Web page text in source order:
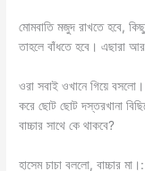
মোমবাতি মজুদ রাখতে হবে,
তাহলে বাঁধতে হবে। এছারা
ওরা সবাই ওখানে গিয়ে
করে ছোট ছোট দস্তরখানা
বাচ্চার সাথে কে থাকবে?
হাসেম চাচা বললো, বাচ্চার